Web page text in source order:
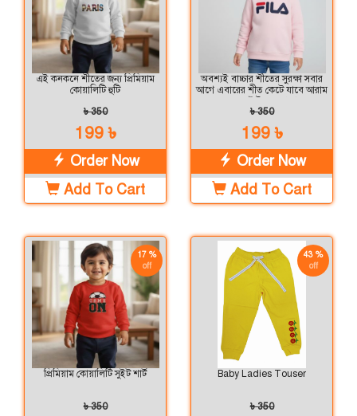
এই কনকনে শীতের জন্য প্রিমিয়াম
কোয়ালিটি হুটি
৳ 350
199 ৳
Order Now
Add To Cart
অবশ্যই বাচ্চার শীতের সুরক্ষা সবার
আগে এবারের শীত কেটে যাবে আরাম
এবং স্টাইলের সাথে
৳ 350
199 ৳
Order Now
Add To Cart
17 %
off
প্রিমিয়াম কোয়ালিটি সুইট শার্ট
৳ 350
43 %
off
Baby Ladies Touser
৳ 350